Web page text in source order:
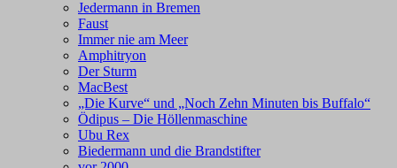
Jedermann in Bremen
Faust
Immer nie am Meer
Amphitryon
Der Sturm
MacBest
„Die Kurve“ und „Noch Zehn Minuten bis Buffalo“
Ödipus – Die Höllenmaschine
Ubu Rex
Biedermann und die Brandstifter